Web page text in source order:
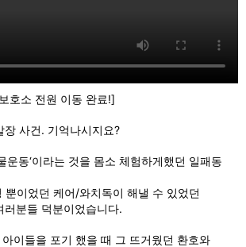
호소 전원 이동 완료!]
장 사건. 기억나시지요?
운동‘이라는 것을 몸소 체험하게했던 일패동
뿐이었던 케어/와치독이 해낼 수 있었던
러분들 덕분이었습니다.
이들을 포기 했을 때 그 뜨거웠던 환호와